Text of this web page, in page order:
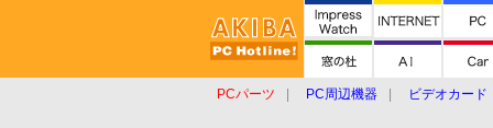
PCパーツ PC周辺機器
ビデオカード